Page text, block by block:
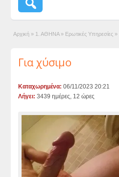
Αρχική » 1. ΑΘΗΝΑ » Ερωτικές Υπηρεσίες »
Για χύσιμο
Καταχωρημένα: 06/11/2023 20:21
Λήγει: 3439 ημέρες, 12 ώρες